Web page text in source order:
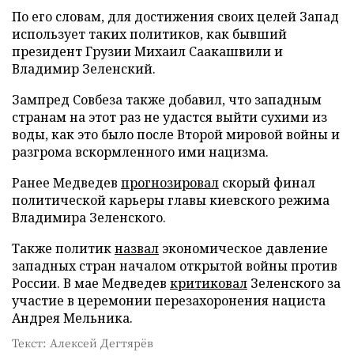
По его словам, для достижения своих целей Запад
использует таких политиков, как бывший
президент Грузии Михаил Саакашвили и
Владимир Зеленский.
Зампред Совбеза также добавил, что западным
странам на этот раз не удастся выйти сухими из
воды, как это было после Второй мировой войны и
разгрома вскормленного ими нацизма.
Ранее Медведев прогнозировал скорый финал
политической карьеры главы киевского режима
Владимира Зеленского.
Также политикназвал экономическое давление
западных стран началом открытой войны против
России. В мае Медведев критиковал Зеленского за
участие в церемонии перезахоронения нациста
Андрея Мельника.
Текст: Алексей Дегтярёв